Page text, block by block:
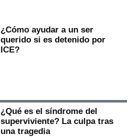
¿Cómo ayudar a un ser
querido si es detenido por
ICE?
¿Qué es el síndrome del
superviviente? La culpa tras
una tragedia